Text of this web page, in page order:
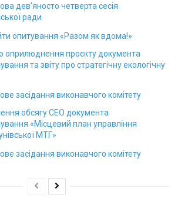
дев’яносто четверта сесія
ради
опитування «Разом як вдома!»
оприлюднення проєкту документа
та звіту про стратегічну екологічну
засідання виконавчого комітету
обсягу СЕО документа
«Місцевий план управління
МТГ»
засідання виконавчого комітету